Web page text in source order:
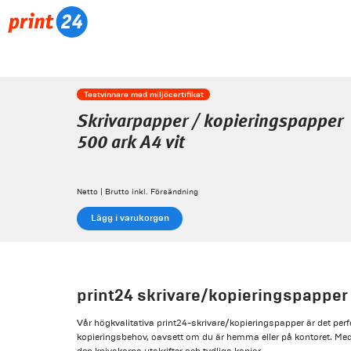
Testvinnare med miljöcertifikat
Skrivarpapper / kopieringspapper
500 ark A4 vit
Netto | Brutto inkl. Försändning
Lägg i varukorgen
print24 skrivare/
Vår högkvalitativa print24-skrivare/kopieringspapper är det
kopieringsbehov, oavsett om du är hemma eller på kontoret.